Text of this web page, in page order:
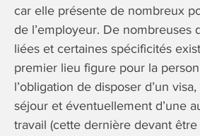
car elle présente de nombreux
de l’employeur. De nombreuses
liées et certaines spécificités
premier lieu figure pour la
l’obligation de disposer d’un
séjour et éventuellement d’une
travail (cette dernière devant